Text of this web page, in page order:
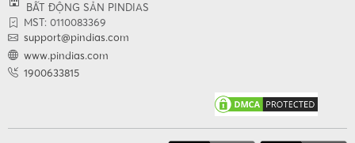
BẤT ĐỘNG SẢN PINDIAS
MST: 0110083369
support@pindias.com
www.pindias.com
1900633815